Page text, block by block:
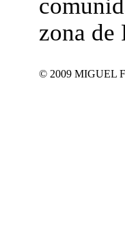
zona de
© 2009 MIGUEL